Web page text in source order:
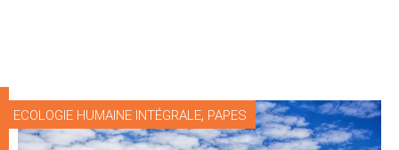
ECOLOGIE HUMAINE INTÉGRALE, PAPES